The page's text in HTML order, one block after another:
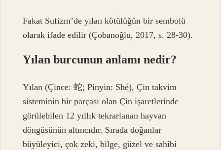
Fakat Sufizm’de yılan kötülüğün bir sembolü
olarak ifade edilir (Çobanoğlu, 2017, s. 28-30).
Yılan burcunun anlamı nedir?
Yılan (Çince: 蛇; Pinyin: Shé), Çin takvim
sisteminin bir parçası olan Çin işaretlerinde
görülebilen 12 yıllık tekrarlanan hayvan
döngüsünün altıncıdır. Sırada doğanlar
büyüleyici, çok zeki, bilge, güzel ve sahibi